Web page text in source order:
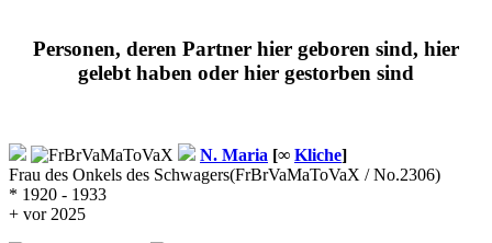
Personen, deren Partner hier geboren sind, hier
gelebt haben oder hier gestorben sind
N. Maria [∞ Kliche]
Frau des Onkels des Schwagers(FrBrVaMaToVaX / No.2306)
* 1920 - 1933
+ vor 2025